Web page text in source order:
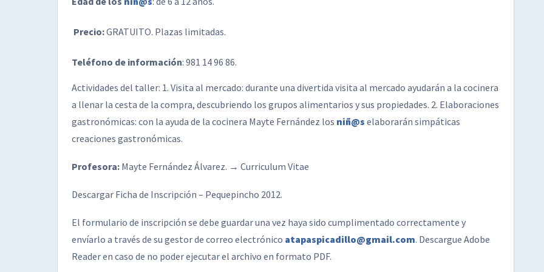
Precio:GRATUITO. Plazas limitadas.
Teléfono de información: 981 14 96 86.
Actividades del taller: 1. Visita al mercado: durante una divertida visita al mercado ayudarán a la cocinera
a llenar la cesta de la compra, descubriendo los grupos alimentarios y sus propiedades. 2. Elaboraciones
gastronómicas: con la ayuda de la cocinera Mayte Fernández los niñ@s elaborarán simpáticas
creaciones gastronómicas.
Profesora:Mayte Fernández Álvarez. → Curriculum Vitae
Descargar Ficha de Inscripción – Pequepincho 2012.
El formulario de inscripción se debe guardar una vez haya sido cumplimentado correctamente y
envíarlo a través de su gestor de correo electrónico atapaspicadillo@gmail.com. Descargue Adobe
Reader en caso de no poder ejecutar el archivo en formato PDF.